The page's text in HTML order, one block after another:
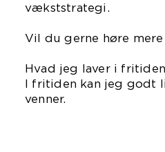
vækststrategi.
Vil du gerne høre
Hvad jeg laver i
I fritiden kan jeg godt
venner.